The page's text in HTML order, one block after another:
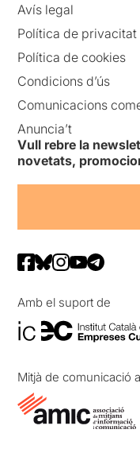
Avís legal
Política de privacitat
Política de cookies
Condicions d’ús
Comunicacions
Anuncia’t
Vull rebre la
novetats,
Amb el suport de
Mitjà de comunicació